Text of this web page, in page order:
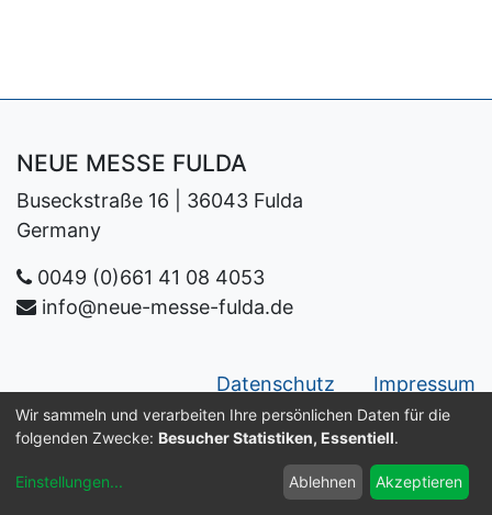
NEUE MESSE FULDA
Buseckstraße 16 | 36043 Fulda
Germany
0049 (0)661 41 08 4053
info@neue-messe-fulda.de
Datenschutz Impressum
Copyright © Neue Messe Fulda GmbH
Wir sammeln und verarbeiten Ihre persönlichen Daten für die
folgenden Zwecke: Besucher Statistiken, Essentiell.
Einstellungen... Ablehnen Akzeptieren